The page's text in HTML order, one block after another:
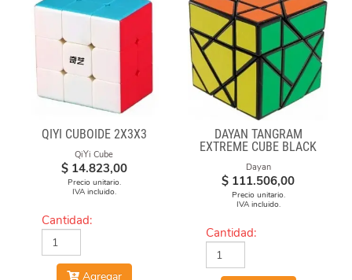
QIYI CUBOIDE 2X3X3
QiYi Cube
$ 14.823,00
Precio unitario.
IVA incluido.
Cantidad:
Agregar
DAYAN TANGRAM
EXTREME CUBE BLACK
Dayan
$ 111.506,00
Precio unitario.
IVA incluido.
Cantidad: